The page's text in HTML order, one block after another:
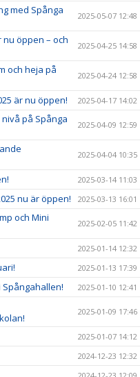
med Spånga
2025-05-07 12:48
nu öppen – och
2025-04-25 14:58
och heja på
2025-04-24 12:58
är nu öppen! 2025-04-17 14:02
på Spånga
2025-04-09 12:59
2025-04-04 10:35
2025-03-14 11:03
nu är öppen! 2025-03-13 16:01
och Mini
2025-02-05 11:42
2025-01-14 12:32
2025-01-13 17:39
2025-01-10 12:41
2025-01-09 17:46
2025-01-07 14:12
2024-12-23 12:32